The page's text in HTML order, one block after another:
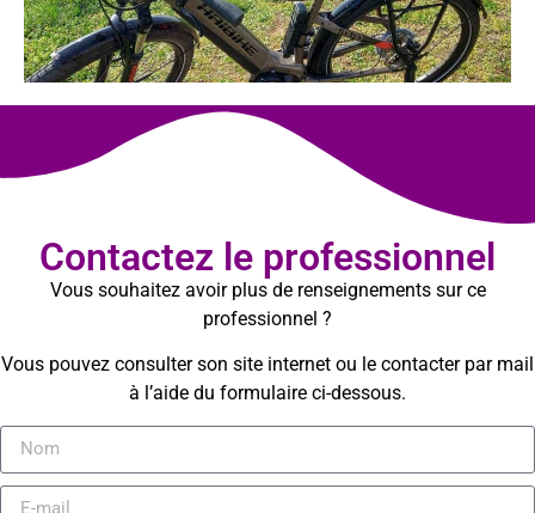
Contactez le professionnel
Vous souhaitez avoir plus de renseignements sur ce
professionnel ?
Vous pouvez consulter son site internet ou le contacter par mail
à l’aide du formulaire ci-dessous.